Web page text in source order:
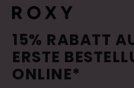
15% RABATT
ERSTE
ONLINE*